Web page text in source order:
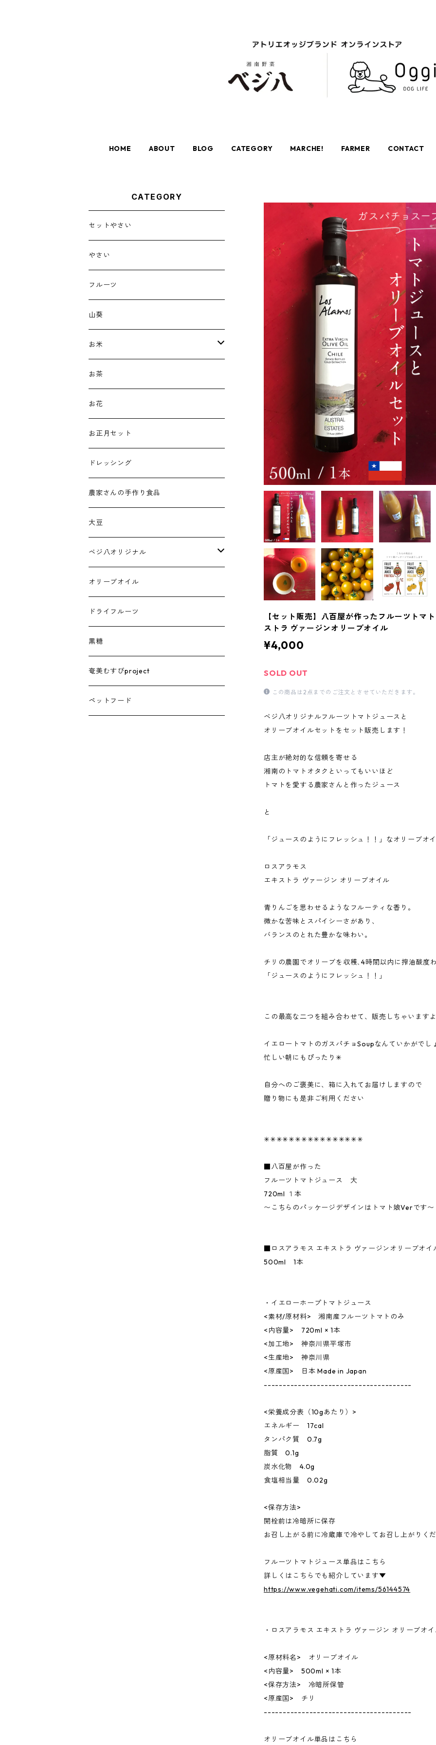
HOME ABOUT BLOG CATEGORY MARCHE! FARMER CONTACT
【セット販売】八百屋が作ったフルーツトマ
ストラ ヴァージンオリーブオイル
¥4,000
SOLD OUT
この商品は2点までのご注文とさせていただきます。
ベジ八オリジナルフルーツトマトジュースと
オリーブオイルセットをセット販売します！
店主が絶対的な信頼を寄せる
湘南のトマトオタクといってもいいほど
トマトを愛する農家さんと作ったジュース
と
「ジュースのようにフレッシュ！！」なオリーブオ
ロスアラモス
エキストラ ヴァージン オリーブオイル
青りんごを思わせるようなフルーティな香り。
微かな苦味とスパイシーさがあり、
バランスのとれた豊かな味わい。
チリの農園でオリーブを収穫､4時間以内に搾油酸度
「ジュースのようにフレッシュ！！」
この最高な二つを組み合わせて、販売しちゃいます
イエロートマトのガスパチョSoupなんていかがでし
忙しい朝にもぴったり✳︎
自分へのご褒美に、箱に入れてお届けしますので
贈り物にも是非ご利用ください
✳︎✳︎✳︎✳︎✳︎✳︎✳︎✳︎✳︎✳︎✳︎✳︎✳︎✳︎✳︎✳︎
■八百屋が作った
フルーツトマトジュース 大
720ml １本
〜こちらのパッケージデザインはトマト娘Verです〜
■ロスアラモス エキストラ ヴァージンオリーブオイ
500ml 1本
・イエローホープトマトジュース
<素材/原材料> 湘南産フルーツトマトのみ
<内容量> 720ml × 1本
<加工地> 神奈川県平塚市
<生産地> 神奈川県
<原産国> 日本 Made in Japan
---------------------------------------
<栄養成分表（10gあたり）>
エネルギー 17cal
タンパク質 0.7g
脂質 0.1g
炭水化物 4.0g
食塩相当量 0.02g
<保存方法>
開栓前は冷暗所に保存
お召し上がる前に冷蔵庫で冷やしてお召し上がりく
フルーツトマトジュース単品はこちら
詳しくはこちらでも紹介しています▼
https://www.vegehati.com/items/56144574
・ロスアラモス エキストラ ヴァージン オリーブオ
<原材料名> オリーブオイル
<内容量> 500ml × 1本
<保存方法> 冷暗所保管
<原産国> チリ
---------------------------------------
オリーブオイル単品はこちら
CATEGORY
セットやさい
やさい
フルーツ
山葵
お米
新米
古代米
白米
お茶
お花
お正月セット
ドレッシング
農家さんの手作り食品
大豆
ベジ八オリジナル
トマトジュース
オリーブオイル
ドライフルーツ
黒糖
奄美むすびproject
ペットフード